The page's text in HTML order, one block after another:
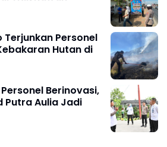
Personel
Hutan di
Berinovasi,
Putra Aulia Jadi